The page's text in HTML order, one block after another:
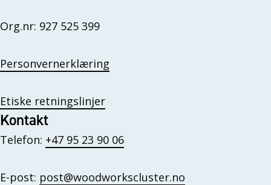
Org.nr: 927 525 399
Personvernerklæring
Etiske retningslinjer
Kontakt
Telefon: +47 95 23 90 06
E-post: post@woodworkscluster.no